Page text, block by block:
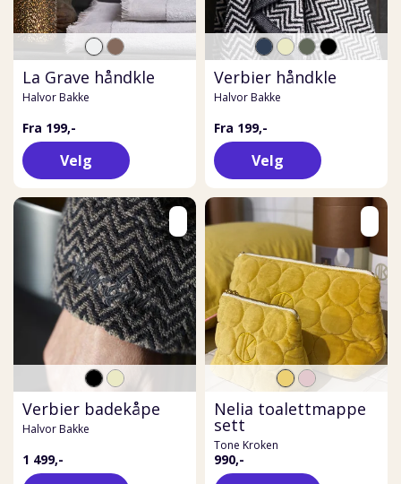
La Grave håndkle
Halvor Bakke
Fra 199,-
Velg
Verbier håndkle
Halvor Bakke
Fra 199,-
Velg
Verbier badekåpe
Halvor Bakke
1 499,-
Nelia toalettmappe
sett
Tone Kroken
990,-